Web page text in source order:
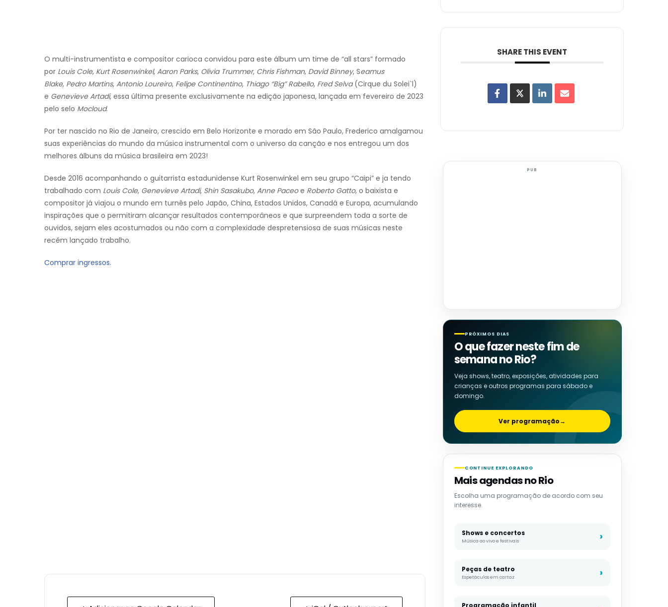
O multi-instrumentista e compositor carioca convidou para este álbum um time de “all stars” formado
por Louis Cole, Kurt Rosenwinkel, Aaron Parks, Olivia Trummer, Chris Fishman, David Binney, Seamus
Blake, Pedro Martins, Antonio Loureiro, Felipe Continentino, Thiago “Big” Rabello, Fred Selva(Cirque du Solei`l)
e Genevieve Artadi, essa última presente exclusivamente na edição japonesa, lançada em fevereiro de 2023
pelo selo Mocloud.
Por ter nascido no Rio de Janeiro, crescido em Belo Horizonte e morado em São Paulo, Frederico amalgamou
suas experiências do mundo da música instrumental com o universo da canção e nos entregou um dos
melhores álbuns da música brasileira em 2023!
Desde 2016 acompanhando o guitarrista estadunidense Kurt Rosenwinkel em seu grupo “Caipi” e ja tendo
trabalhado com Louis Cole, Genevieve Artadi, Shin Sasakubo, Anne Paceoe Roberto Gatto, o baixista e
compositor já viajou o mundo em turnês pelo Japão, China, Estados Unidos, Canadá e Europa, acumulando
inspirações que o permitiram alcançar resultados contemporâneos e que surpreendem toda a sorte de
ouvidos, sejam eles acostumados ou não com a complexidade despretensiosa de suas músicas neste
recém lançado trabalho.
Comprar ingressos.
SHARE THIS EVENT
PUB
PRÓXIMOS DIAS
O que fazer neste fim de
semana no Rio?
Veja shows, teatro, exposições, atividades para
crianças e outros programas para sábado e
domingo.
Ver programação→
CONTINUE EXPLORANDO
Mais agendas no Rio
Escolha uma programação de acordo com seu
interesse.
Shows e concertos
Música ao vivo e festivais
Peças de teatro
Espetáculos em cartaz
Programação infantil